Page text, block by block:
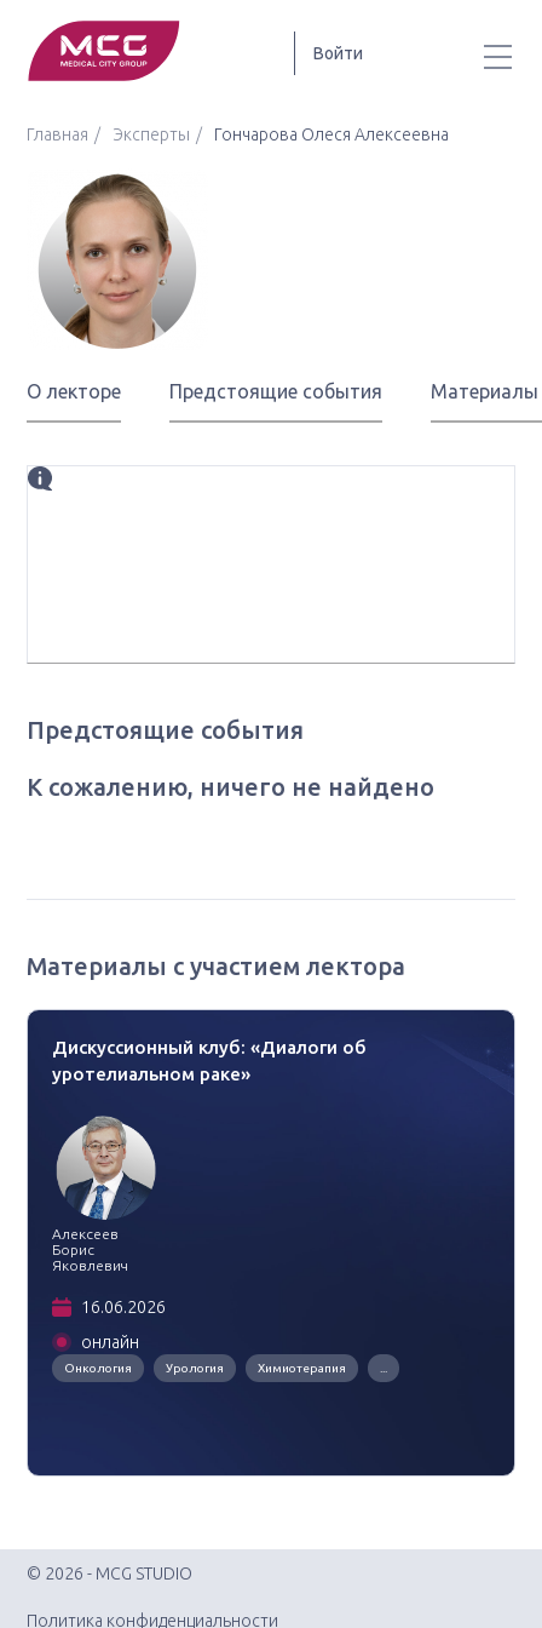
Войти
Главная Эксперты Гончарова Олеся Алексеевна
О лекторе Предстоящие события Материалы
Предстоящие события
К сожалению, ничего не найдено
Материалы с участием лектора
Дискуссионный клуб: «Диалоги об
уротелиальном раке»
Алексеев
Борис
Яковлевич
16.06.2026
онлайн
Онкология Урология Химиотерапия
© 2026 - MCG STUDIO
Политика конфиденциальности